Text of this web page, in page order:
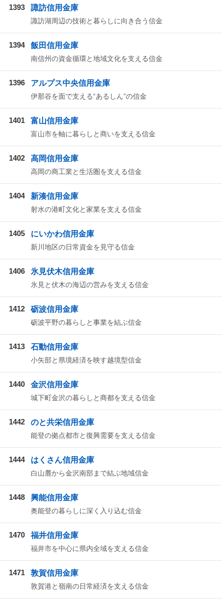
1393 諏訪信用金庫
諏訪湖周辺の技術と暮らしに向き合う信金
1394 飯田信用金庫
南信州の資金循環と地域文化を支える信金
1396 アルプス中央信用金庫
伊那谷を面で支える“あるしん”の信金
1401 富山信用金庫
富山市を軸に暮らしと商いを支える信金
1402 高岡信用金庫
高岡の商工業と生活圏を支える信金
1404 新湊信用金庫
射水の港町文化と家業を支える信金
1405 にいかわ信用金庫
新川地区の日常資金を見守る信金
1406 氷見伏木信用金庫
氷見と伏木の海辺の営みを支える信金
1412 砺波信用金庫
砺波平野の暮らしと事業を結ぶ信金
1413 石動信用金庫
小矢部と県境経済を映す越境型信金
1440 金沢信用金庫
城下町金沢の暮らしと商都を支える信金
1442 のと共栄信用金庫
能登の拠点都市と復興需要を支える信金
1444 はくさん信用金庫
白山麓から金沢南部まで結ぶ地域信金
1448 興能信用金庫
奥能登の暮らしに深く入り込む信金
1470 福井信用金庫
福井市を中心に県内全域を支える信金
1471 敦賀信用金庫
敦賀港と嶺南の日常経済を支える信金